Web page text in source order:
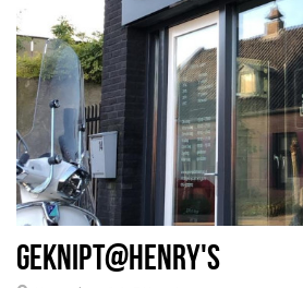
GEKNIPT@HENRY'S